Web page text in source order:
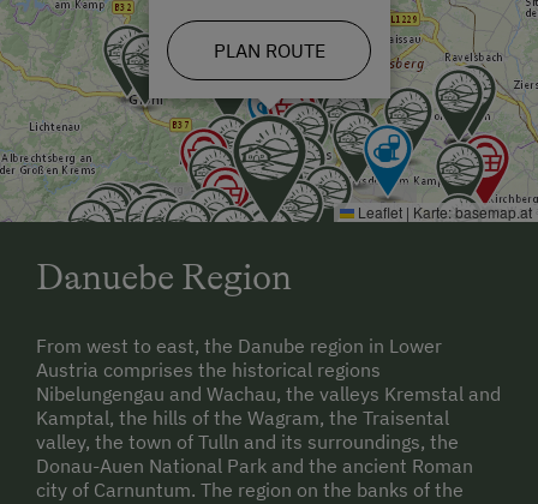
PLAN ROUTE
Leaflet | Karte:basemap.at
Danuebe Region
From west to east, the Danube region in Lower
Austria comprises the historical regions
Nibelungengau and Wachau, the valleys Kremstal and
Kamptal, the hills of the Wagram, the Traisental
valley, the town of Tulln and its surroundings, the
Donau-Auen National Park and the ancient Roman
city of Carnuntum. The region on the banks of the